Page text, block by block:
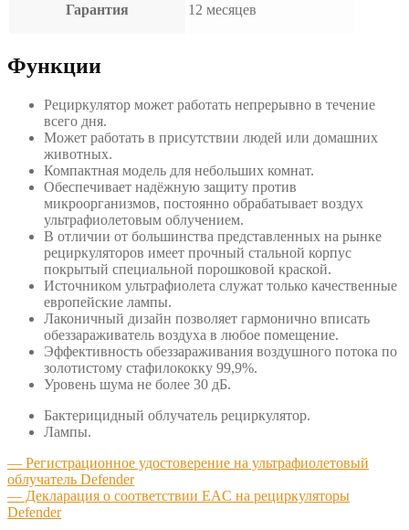
Гарантия 12 месяцев
Функции
Рециркулятор может работать непрерывно в течение
всего дня.
Может работать в присутствии людей или домашних
животных.
Компактная модель для небольших комнат.
Обеспечивает надёжную защиту против
микроорганизмов, постоянно обрабатывает воздух
ультрафиолетовым облучением.
В отличии от большинства представленных на рынке
рециркуляторов имеет прочный стальной корпус
покрытый специальной порошковой краской.
Источником ультрафиолета служат только качественные
европейские лампы.
Лаконичный дизайн позволяет гармонично вписать
обеззараживатель воздуха в любое помещение.
Эффективность обеззараживания воздушного потока по
золотистому стафилококку 99,9%.
Уровень шума не более 30 дБ.
Бактерицидный облучатель рециркулятор.
Лампы.
— Регистрационное удостоверение на ультрафиолетовый
облучатель Defender
— Декларация о соответствии EAC на рециркуляторы
Defender